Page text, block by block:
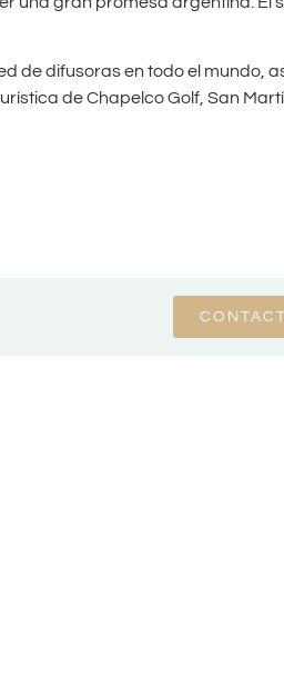
de difusoras en todo el mundo,
de Chapelco Golf, San